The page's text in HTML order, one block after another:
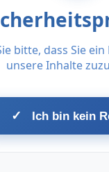
bitte, dass Sie
unsere Inhalte
✓ Ich bin kein